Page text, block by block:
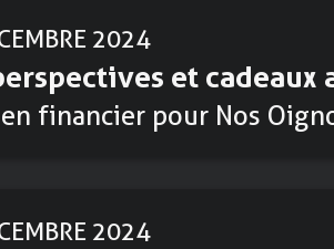
2024
et cadeaux
financier pour Nos
2024